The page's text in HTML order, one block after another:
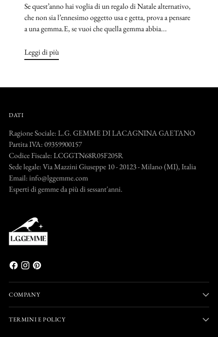
Se quest’anno hai voglia di un regalo di Natale alternativo,
che non sia l’ennesimo oggetto usa e getta, prova a pensare
a una gemma.E, se vuoi che quella gemma abbia...
Leggi di più
DATI
Ragione Sociale: L.G. GEMME DI LACAGNINA GAETANO
Partita IVA: 09359900157
Codice Fiscale: LCGGTN68R05F205R
Sede legale: Via Mazzini Giuseppe 10 - 20123 - Milano (MI), Italia
Email: info@lggemme.com
Esperti di gemme da più di sessant'anni.
COMPANY
TERMINI E POLICY